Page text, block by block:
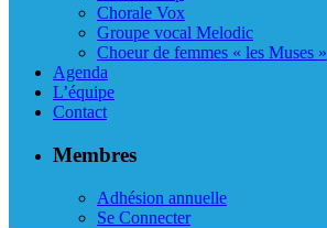
Chorale Vox
Groupe vocal Melodic
Choeur de femmes « les Muses »
Agenda
L’équipe
Contact
Membres
Adhésion annuelle
Se Connecter